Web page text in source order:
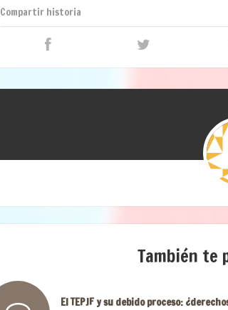
Compartir historia
También te
El TEPJF y su debido proceso: